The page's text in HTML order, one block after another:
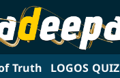
Truth LOGOS QUIZ